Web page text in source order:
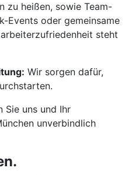
zu heißen, sowie Team-
Events oder gemeinsame
steht
Wir sorgen dafür,
Sie uns und Ihr
unverbindlich